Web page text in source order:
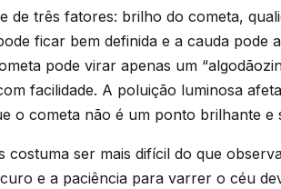
de três fatores: brilho do cometa,
ficar bem definida e a cauda pode
pode virar apenas um
facilidade. A poluição luminosa
o cometa não é um ponto brilhante e
costuma ser mais difícil do que
e a paciência para varrer o céu